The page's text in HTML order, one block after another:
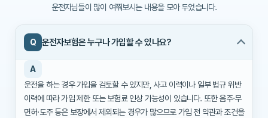
운전자님들이 많이 여쭤보시는 내용을 모아 두었습니다.
Q 운전자보험은 누구나 가입할 수 있나요?
A
운전을 하는 경우 가입을 검토할 수 있지만, 사고 이력이나 일부 법규 위반
이력에 따라 가입 제한 또는 보험료 인상 가능성이 있습니다. 또한 음주·무
면허·도주 등은 보장에서 제외되는 경우가 많으므로 가입 전 약관과 조건을